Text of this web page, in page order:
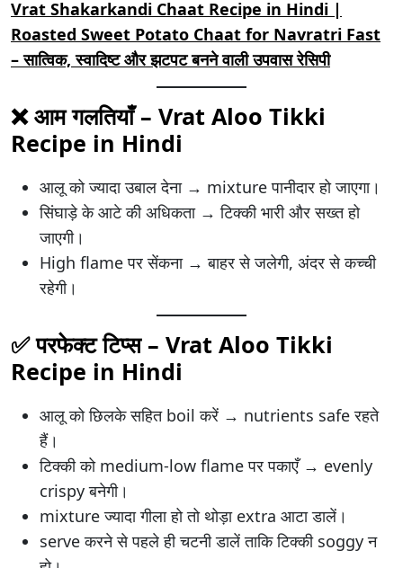
Vrat Shakarkandi Chaat Recipe in Hindi |
Roasted Sweet Potato Chaat for Navratri Fast
– सात्विक, स्वादिष्ट और झटपट बनने वाली उपवास रेसिपी
❌ आम गलतियाँ – Vrat Aloo Tikki
Recipe in Hindi
आलू को ज्यादा उबाल देना → mixture पानीदार हो जाएगा।
सिंघाड़े के आटे की अधिकता → टिक्की भारी और सख्त हो
जाएगी।
High flame पर सेंकना → बाहर से जलेगी, अंदर से कच्ची
रहेगी।
✅ परफेक्ट टिप्स – Vrat Aloo Tikki
Recipe in Hindi
आलू को छिलके सहित boil करें → nutrients safe रहते
हैं।
टिक्की को medium-low flame पर पकाएँ → evenly
crispy बनेगी।
mixture ज्यादा गीला हो तो थोड़ा extra आटा डालें।
serve करने से पहले ही चटनी डालें ताकि टिक्की soggy न